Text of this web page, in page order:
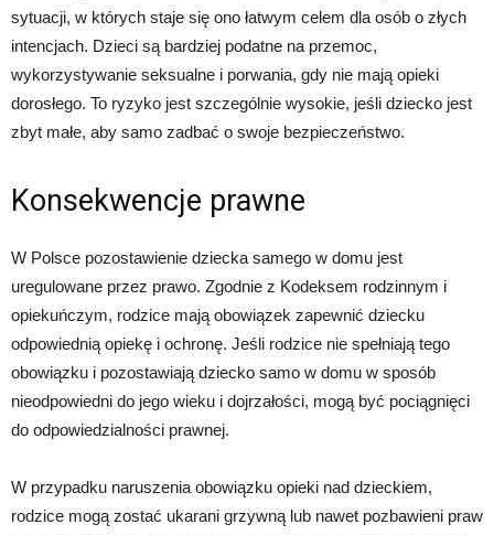
sytuacji, w których staje się ono łatwym celem dla osób o złych
intencjach. Dzieci są bardziej podatne na przemoc,
wykorzystywanie seksualne i porwania, gdy nie mają opieki
dorosłego. To ryzyko jest szczególnie wysokie, jeśli dziecko jest
zbyt małe, aby samo zadbać o swoje bezpieczeństwo.
Konsekwencje prawne
W Polsce pozostawienie dziecka samego w domu jest
uregulowane przez prawo. Zgodnie z Kodeksem rodzinnym i
opiekuńczym, rodzice mają obowiązek zapewnić dziecku
odpowiednią opiekę i ochronę. Jeśli rodzice nie spełniają tego
obowiązku i pozostawiają dziecko samo w domu w sposób
nieodpowiedni do jego wieku i dojrzałości, mogą być pociągnięci
do odpowiedzialności prawnej.
W przypadku naruszenia obowiązku opieki nad dzieckiem,
rodzice mogą zostać ukarani grzywną lub nawet pozbawieni praw